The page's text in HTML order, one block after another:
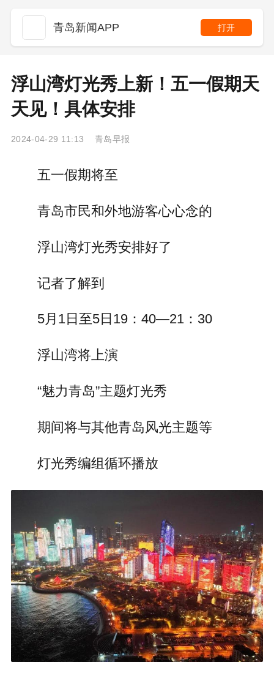
青岛新闻APP 打开
浮山湾灯光秀上新！五一假期天
天见！具体安排
2024-04-29 11:13 青岛早报
五一假期将至
青岛市民和外地游客心心念的
浮山湾灯光秀安排好了
记者了解到
5月1日至5日19：40—21：30
浮山湾将上演
“魅力青岛”主题灯光秀
期间将与其他青岛风光主题等
灯光秀编组循环播放